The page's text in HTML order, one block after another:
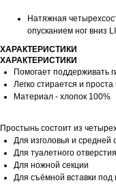
Натяжная
опусканием ног вниз
ХАРАКТЕРИСТИКИ
ХАРАКТЕРИСТИКИ
Помогает поддерживать
Легко стирается и проста
Материал - хлопок 100%
Простынь состоит из
Для изголовья и средней
Для туалетного отверстия
Для ножной секции
Для съёмной вставки под